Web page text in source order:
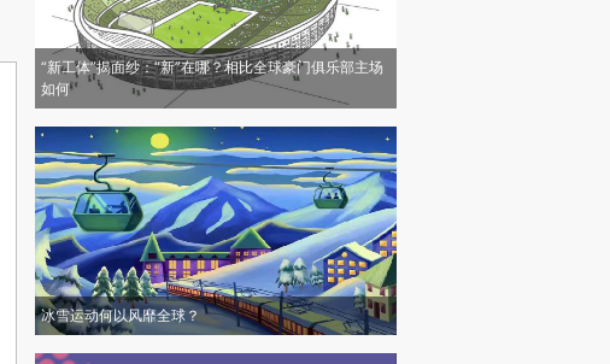
“新工体”揭面纱：“新”在哪？相比全球豪门俱乐部主场
如何
冰雪运动何以风靡全球？